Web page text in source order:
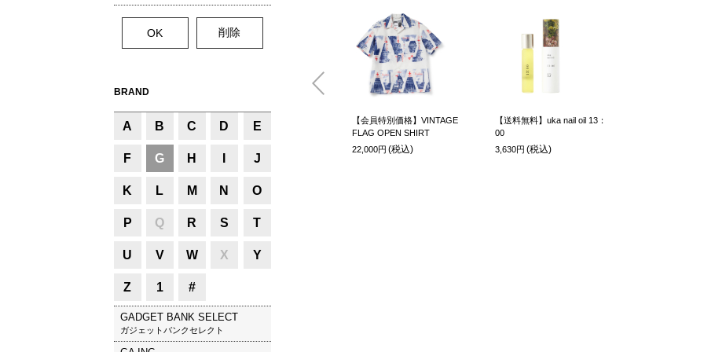
BRAND
A B C D E
F G H J
K L M N O
P Q R S T
U V W X Y
Z 1 #
GADGET BANK SELECT
ガジェットバンクセレクト
【会員特別価格】VINTAGE
FLAG OPEN SHIRT
22,000円 (税込)
【送料無料】uka nail oil 13：
00
3,630円 (税込)